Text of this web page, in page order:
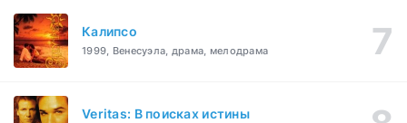
Калипсо
1999, Венесуэла, драма, мелодрама
Veritas: В поисках истины